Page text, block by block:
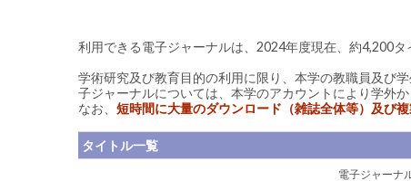
利用できる電子ジャーナルは、2024年度現在、約4,200タ
学術研究及び教育目的の利用に限り、本学の教職員及び
子ジャーナルについては、本学のアカウントにより学外か
なお、 短時間に大量のダウンロード（雑誌全体等）及び
タイトル一覧
電子ジャーナ